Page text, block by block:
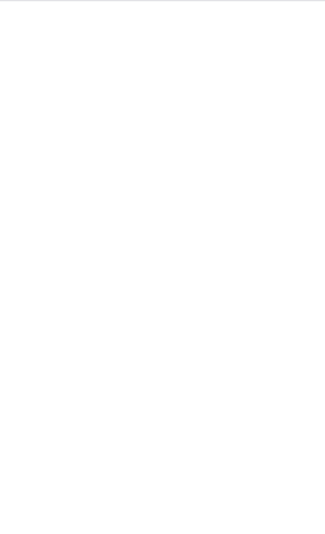
κρεβάτι με λευκά και μαύρα